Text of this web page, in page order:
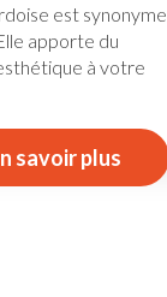
est synonyme
apporte du
à votre
savoir plus